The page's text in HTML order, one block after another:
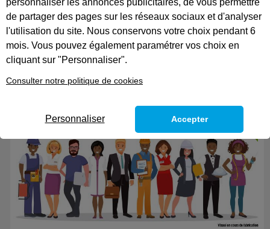
CODES
D'ÉQUIPEMENTS DE CONFORT
CLIMATIQUE
Eligible au CPF *
Formation certifiante
de partager des pages sur les réseaux sociaux et d'analyser
l'utilisation du site. Nous conservons votre choix pendant 6
mois. Vous pouvez également paramétrer vos choix en
cliquant sur "Personnaliser".
Consulter notre politique de cookies
Personnaliser Accepter